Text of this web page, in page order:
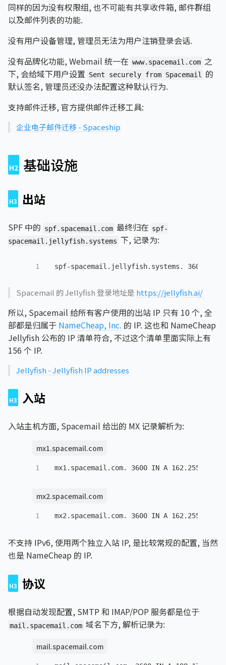
同样的因为没有权限组, 也不可能有共享收件箱, 邮件群组
以及邮件列表的功能.
没有用户设备管理, 管理员无法为用户注销登录会话.
没有品牌化功能, Webmail 统一在 www.spacemail.com 之
下, 会给域下用户设置 Sent securely from Spacemail
的
默认签名, 管理员还没办法配置这种默认行为.
支持邮件迁移, 官方提供邮件迁移工具:
企业电子邮件迁移 - Spaceship
基础设施
出站
SPF 中的 spf.spacemail.com 最终归在 spf-
spacemail.jellyfish.systems 下, 记录为:
1 spf-spacemail.jellyfish.systems. 3600
Spacemail 的 Jellyfish 登录地址是 https://jellyfish.ai/
所以, Spacemail 给所有客户使用的出站 IP 只有 10 个, 全
部都是归属于 NameCheap, Inc. 的 IP. 这也和 NameCheap
Jellyfish 公布的 IP 清单符合, 不过这个清单里面实际上有
156 个 IP.
Jellyfish - Jellyfish IP addresses
入站
入站主机方面, Spacemail 给出的 MX 记录解析为:
mx1.spacemail.com
1 mx1.spacemail.com. 3600 IN A
mx2.spacemail.com
1 mx2.spacemail.com. 3600 IN A
不支持 IPv6, 使用两个独立入站 IP, 是比较常规的配置, 当然
也是 NameCheap 的 IP.
协议
根据自动发现配置, SMTP 和 IMAP/POP 服务都是位于
mail.spacemail.com 域名下方, 解析记录为:
mail.spacemail.com